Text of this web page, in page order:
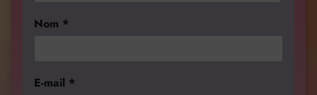
Nom *
E-mail *